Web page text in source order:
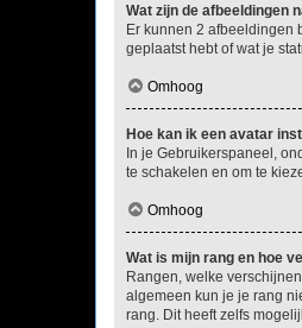
Wat zijn de afbeeldingen
Er kunnen 2 afbeeldingen
geplaatst hebt of wat je
Omhoog
Hoe kan ik een avatar
In je Gebruikerspaneel,
te schakelen en om te
Omhoog
Wat is mijn rang en hoe
Rangen, welke
algemeen kun je je rang
rang. Dit heeft zelfs